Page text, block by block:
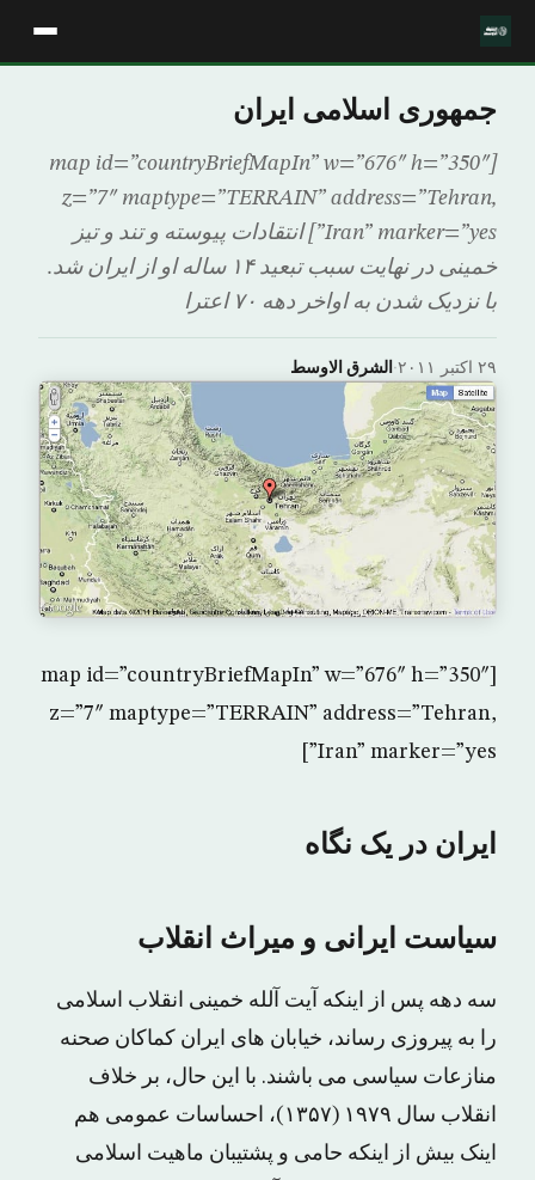
جمهوری اسلامی ایران
[map id=”countryBriefMapIn” w=”676″ h=”350″
z=”7″ maptype=”TERRAIN” address=”Tehran,
Iran” marker=”yes”] انتقادات پیوسته و تند و تیز
خمینی در نهایت سبب تبعید ۱۴ ساله او از ایران شد.
با نزدیک شدن به اواخر دهه ۷۰ اعترا
الشرق الاوسط· ۲۹ اکتبر ۲۰۱۱
[map id=”countryBriefMapIn” w=”676″ h=”350″
z=”7″ maptype=”TERRAIN” address=”Tehran,
Iran” marker=”yes”]
ایران در یک نگاه
سیاست ایرانی و میراث انقلاب
سه دهه پس از اینکه آیت آلله خمینی انقلاب اسلامی
را به پیروزی رساند، خیابان های ایران کماکان صحنه
منازعات سیاسی می باشند. با این حال، بر خلاف
انقلاب سال ۱۹۷۹ (۱۳۵۷)، احساسات عمومی هم
اینک بیش از اینکه حامی و پشتیبان ماهیت اسلامی